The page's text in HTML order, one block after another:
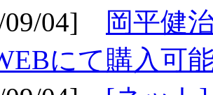
09/04]
岡平健
にて購入可